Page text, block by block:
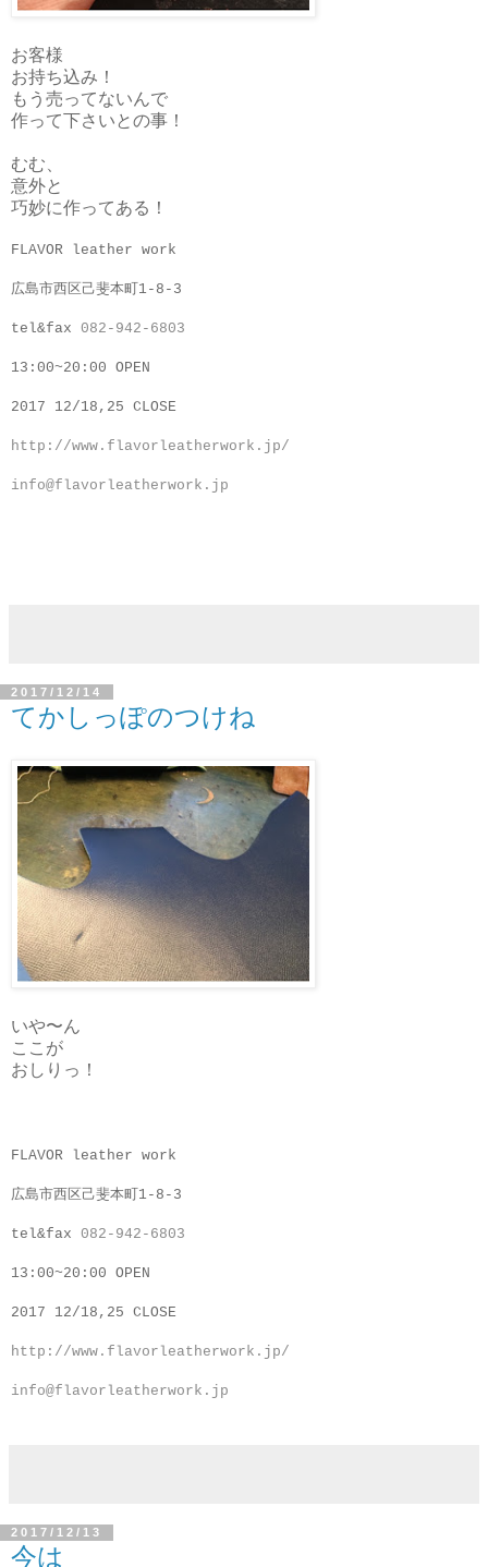
お客様
お持ち込み！
もう売ってないんで
作って下さいとの事！
むむ、
意外と
巧妙に作ってある！
FLAVOR leather work
広島市西区己斐本町1-8-3
tel&fax 082-942-6803
13:00~20:00 OPEN
2017 12/18,25 CLOSE
http://www.flavorleatherwork.jp/
info@flavorleatherwork.jp
2017/12/14
てかしっぽのつけね
いや〜ん
ここが
おしりっ！
FLAVOR leather work
広島市西区己斐本町1-8-3
tel&fax 082-942-6803
13:00~20:00 OPEN
2017 12/18,25 CLOSE
http://www.flavorleatherwork.jp/
info@flavorleatherwork.jp
2017/12/13
今は